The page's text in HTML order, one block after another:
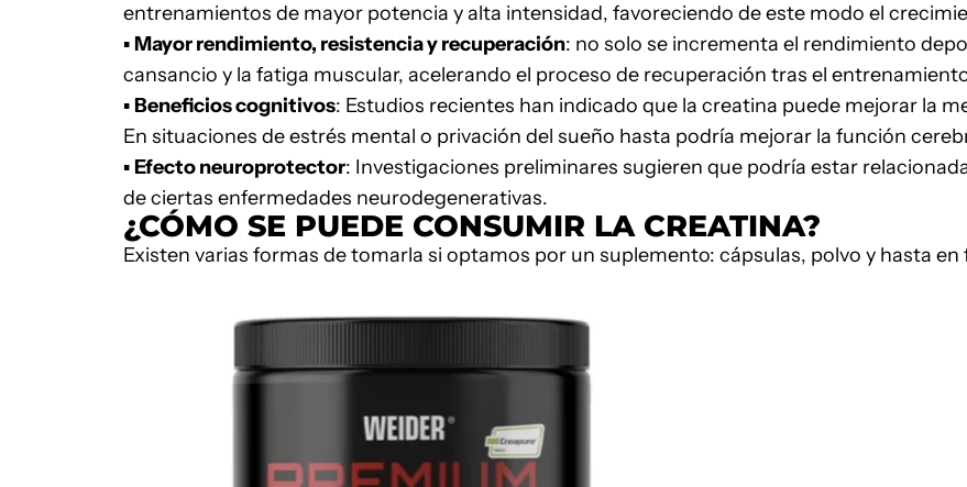
entrenamientos de mayor potencia y alta intensidad, favoreciendo de este modo el
▪Mayorrendimiento, resistencia y recuperación: no solo se incrementa el rendimiento
cansancio y la fatiga muscular, acelerando el proceso de recuperación tras el
▪Beneficios cognitivos: Estudios recientes han indicado que la creatina puede mejorar la
En situaciones de estrés mental o privación del sueño hasta podría mejorar la función
▪Efecto neuroprotector: Investigaciones preliminares sugieren que podría estar
de ciertas enfermedades neurodegenerativas.
¿CÓMO SE PUEDE CONSUMIR LA CREATINA?
Existen varias formas de tomarla si optamos por un suplemento: cápsulas, polvo y hasta